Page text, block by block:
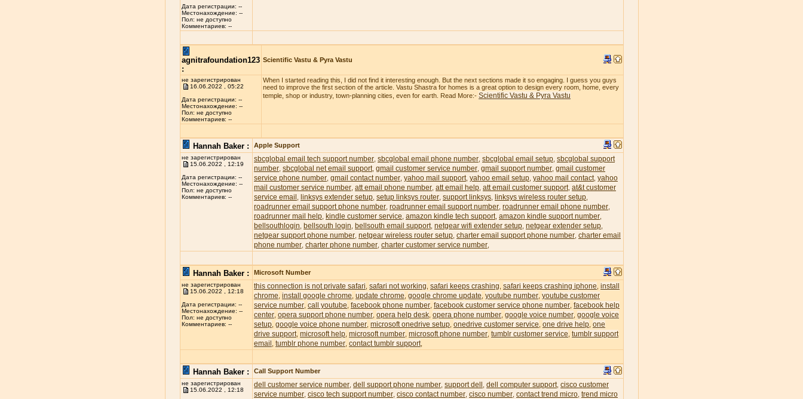
Дата регистрации: --
Местонахождение: --
Пол: не доступно
Комментариев: --
agnitrafoundation123
:
Scientific Vastu & Pyra Vastu
не зарегистрирован
16.06.2022 , 05:22
Дата регистрации: --
Местонахождение: --
Пол: не доступно
Комментариев: --
When I started reading this, I did not find it interesting enough. But the next sections made it so engaging. I guess you guys
need to improve the first section of the article. Vastu Shastra for homes is a great option to design every room, home, every
temple, shop or industry, town-planning cities, even for earth. Read More:- Scientific Vastu & Pyra Vastu
Hannah Baker : Apple Support
не зарегистрирован
15.06.2022 , 12:19
Дата регистрации: --
Местонахождение: --
Пол: не доступно
Комментариев: --
sbcglobal email tech support number sbcglobal email phone number sbcglobal email setup sbcglobal support
number sbcglobal net email support, gmail customer service number gmail support number gmail customer
service phone number gmail contact number yahoo mail support, yahoo email setup yahoo mail contact, yahoo
mail customer service number att email phone number att email help att email customer support, at&t customer
service email
linksys extender setup setup linksys router support linksys linksys wireless router setup
roadrunner email support phone number roadrunner email support number roadrunner email phone number
roadrunner mail help kindle customer service amazon kindle tech support, amazon kindle support number
bellsouthlogin bellsouth login bellsouth email support, netgear wifi extender setup netgear extender setup
netgear support phone number netgear wireless router setup charter email support phone number charter email
phone number charter phone number charter customer service number
Hannah Baker : Microsoft Number
не зарегистрирован
15.06.2022 , 12:18
Дата регистрации: --
Местонахождение: --
Пол: не доступно
Комментариев: --
this connection is not private safari safari not working safari keeps crashing safari keeps crashing iphone install
chrome install google chrome update chrome google chrome update youtube number youtube customer
service number call youtube facebook phone number facebook customer service phone number facebook help
center opera support phone number opera help desk opera phone number google voice number google voice
setup google voice phone number microsoft onedrive setup onedrive customer service one drive help one
drive support microsoft help microsoft number microsoft phone number tumblr customer service tumblr support
email
tumblr phone number contact tumblr support
Hannah Baker : Call Support Number
не зарегистрирован
15.06.2022 , 12:18
dell customer service number dell support phone number support dell dell computer support, cisco customer
service number cisco tech support number cisco contact number cisco number contact trend micro trend micro